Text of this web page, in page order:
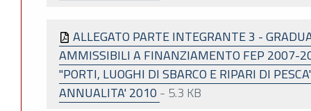
ALLEGATO PARTE INTEGRANTE 3 -
AMMISSIBILI A FINANZIAMENTO FEP 2007-
"PORTI, LUOGHI DI SBARCO E RIPARI DI
ANNUALITA' 2010 - 5.3 KB